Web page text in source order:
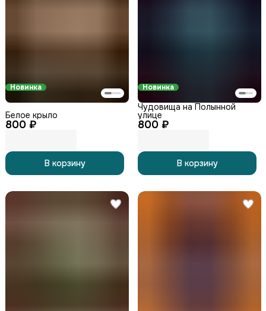
Новинка
800 ₽
Белое крыло
В корзину
Новинка
800 ₽
Чудовища на Полынной
улице
В корзину